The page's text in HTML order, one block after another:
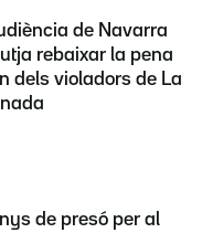
de Navarra
rebaixar la pena
dels violadors de La
de presó per al